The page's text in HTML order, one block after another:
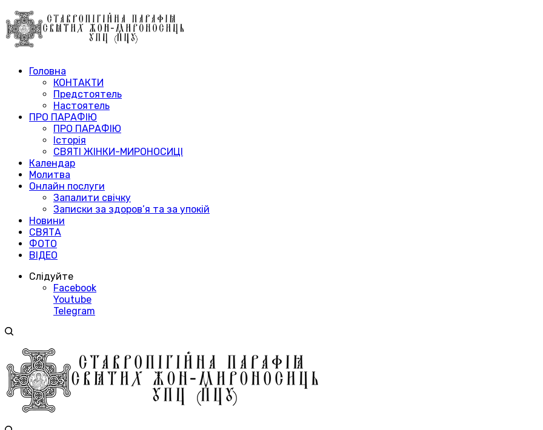
Головна
КОНТАКТИ
Предстоятель
Настоятель
ПРО ПАРАФІЮ
ПРО ПАРАФІЮ
Історія
СВЯТІ ЖІНКИ-МИРОНОСИЦІ
Календар
Молитва
Онлайн послуги
Запалити свічку
Записки за здоров’я та за упокій
Новини
СВЯТА
ФОТО
ВІДЕО
Слідуйте
Facebook
Youtube
Telegram